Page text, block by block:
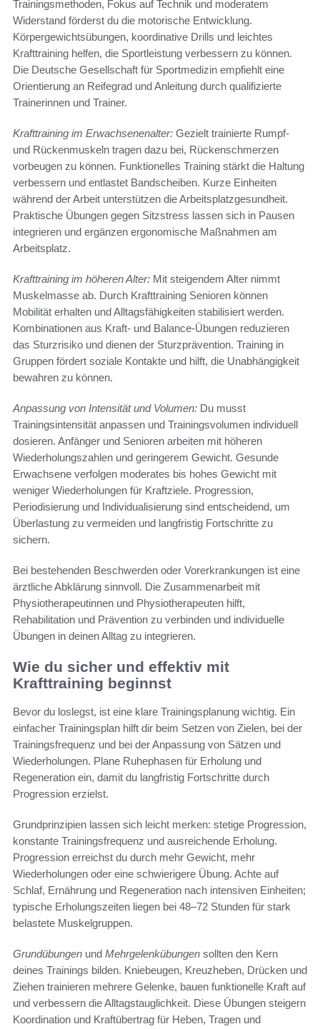
Trainingsmethoden, Fokus auf Technik und moderatem
Widerstand förderst du die motorische Entwicklung.
Körpergewichtsübungen, koordinative Drills und leichtes
Krafttraining helfen, die Sportleistung verbessern zu können.
Die Deutsche Gesellschaft für Sportmedizin empfiehlt eine
Orientierung an Reifegrad und Anleitung durch qualifizierte
Trainerinnen und Trainer.
Krafttraining im Erwachsenenalter: Gezielt trainierte Rumpf-
und Rückenmuskeln tragen dazu bei, Rückenschmerzen
vorbeugen zu können. Funktionelles Training stärkt die Haltung
verbessern und entlastet Bandscheiben. Kurze Einheiten
während der Arbeit unterstützen die Arbeitsplatzgesundheit.
Praktische Übungen gegen Sitzstress lassen sich in Pausen
integrieren und ergänzen ergonomische Maßnahmen am
Arbeitsplatz.
Krafttraining im höheren Alter: Mit steigendem Alter nimmt
Muskelmasse ab. Durch Krafttraining Senioren können
Mobilität erhalten und Alltagsfähigkeiten stabilisiert werden.
Kombinationen aus Kraft- und Balance-Übungen reduzieren
das Sturzrisiko und dienen der Sturzprävention. Training in
Gruppen fördert soziale Kontakte und hilft, die Unabhängigkeit
bewahren zu können.
Anpassung von Intensität und Volumen: Du musst
Trainingsintensität anpassen und Trainingsvolumen individuell
dosieren. Anfänger und Senioren arbeiten mit höheren
Wiederholungszahlen und geringerem Gewicht. Gesunde
Erwachsene verfolgen moderates bis hohes Gewicht mit
weniger Wiederholungen für Kraftziele. Progression,
Periodisierung und Individualisierung sind entscheidend, um
Überlastung zu vermeiden und langfristig Fortschritte zu
sichern.
Bei bestehenden Beschwerden oder Vorerkrankungen ist eine
ärztliche Abklärung sinnvoll. Die Zusammenarbeit mit
Physiotherapeutinnen und Physiotherapeuten hilft,
Rehabilitation und Prävention zu verbinden und individuelle
Übungen in deinen Alltag zu integrieren.
Wie du sicher und effektiv mit
Krafttraining beginnst
Bevor du loslegst, ist eine klare Trainingsplanung wichtig. Ein
einfacher Trainingsplan hilft dir beim Setzen von Zielen, bei der
Trainingsfrequenz und bei der Anpassung von Sätzen und
Wiederholungen. Plane Ruhephasen für Erholung und
Regeneration ein, damit du langfristig Fortschritte durch
Progression erzielst.
Grundprinzipien lassen sich leicht merken: stetige Progression,
konstante Trainingsfrequenz und ausreichende Erholung.
Progression erreichst du durch mehr Gewicht, mehr
Wiederholungen oder eine schwierigere Übung. Achte auf
Schlaf, Ernährung und Regeneration nach intensiven Einheiten;
typische Erholungszeiten liegen bei 48–72 Stunden für stark
belastete Muskelgruppen.
Grundübungen und Mehrgelenkübungen sollten den Kern
deines Trainings bilden. Kniebeugen, Kreuzheben, Drücken und
Ziehen trainieren mehrere Gelenke, bauen funktionelle Kraft auf
und verbessern die Alltagstauglichkeit. Diese Übungen steigern
Koordination und Kraftübertrag für Heben, Tragen und